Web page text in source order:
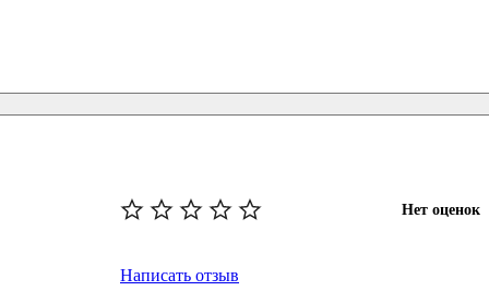
Нет оценок
Написать отзыв